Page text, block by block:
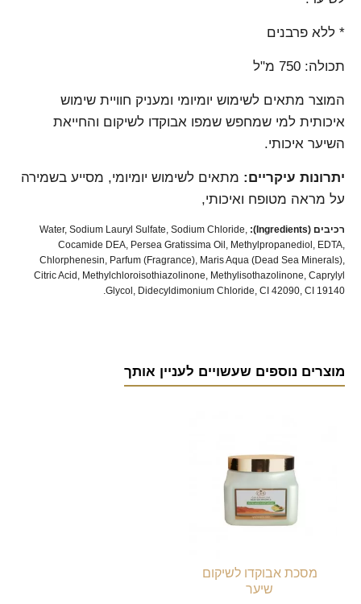
מוצרים נוספים שעשויים לעניין אותך
מסכת אבוקדו לשיקום
שיער
* ללא פרבנים
תכולה: 750 מ"ל
המוצר מתאים לשימוש יומיומי ומעניק חוויית שימוש
איכותית למי שמחפש שמפו אבוקדו לשיקום והחייאת
השיער איכותי.
יתרונות עיקריים: מתאים לשימוש יומיומי, מסייע בשמירה
על מראה מטופח ואיכותי,
רכיבים (Ingredients):
Water, Sodium Lauryl Sulfate, Sodium Chloride,
Cocamide DEA, Persea Gratissima Oil, Methylpropanediol, EDTA,
Chlorphenesin, Parfum (Fragrance), Maris Aqua (Dead Sea Minerals),
Citric Acid, Methylchloroisothiazolinone, Methylisothazolinone, Caprylyl
Glycol, Didecyldimonium Chloride, CI 42090, CI 19140.